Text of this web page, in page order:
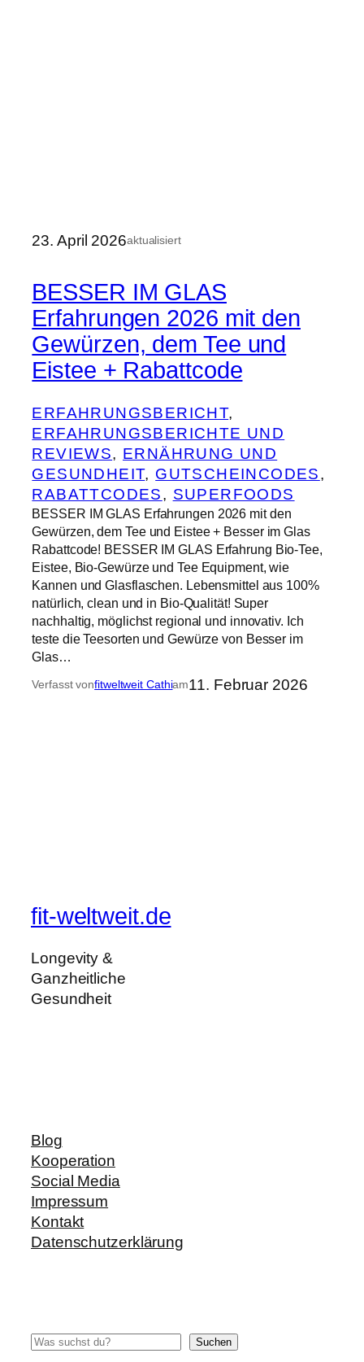
23. April 2026aktualisiert
BESSER IM GLAS
Erfahrungen 2026 mit den
Gewürzen, dem Tee und
Eistee + Rabattcode
ERFAHRUNGSBERICHT
ERFAHRUNGSBERICHTE UND
REVIEWS, ERNÄHRUNG UND
GESUNDHEIT, GUTSCHEINCODES
RABATTCODES, SUPERFOODS
BESSER IM GLAS Erfahrungen 2026 mit den
Gewürzen, dem Tee und Eistee + Besser im Glas
Rabattcode! BESSER IM GLAS Erfahrung Bio-Tee,
Eistee, Bio-Gewürze und Tee Equipment, wie
Kannen und Glasflaschen. Lebensmittel aus 100%
natürlich, clean und in Bio-Qualität! Super
nachhaltig, möglichst regional und innovativ. Ich
teste die Teesorten und Gewürze von Besser im
Glas…
Verfasst vonfitweltweit Cathiam11. Februar 2026
fit-weltweit.de
Longevity &
Ganzheitliche
Gesundheit
Blog
Kooperation
Social Media
Impressum
Kontakt
Datenschutzerklärung
Suchen Suchen